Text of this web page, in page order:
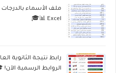
Excel 📊🎓
الروابط الرسمية الآن!